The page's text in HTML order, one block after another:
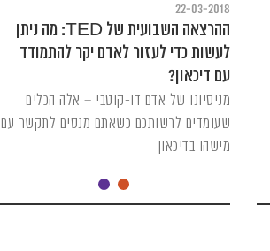
22-03-2018
ההרצאה השבועית של TED: מה ניתן
לעשות כדי לעזור לאדם יקר להתמודד
עם דיכאון?
מניסיונו של אדם דו-קוטבי – אלה הכלים
שעומדים לרשותכם כשאתם מנסים לתקשר עם
מישהו בדיכאון